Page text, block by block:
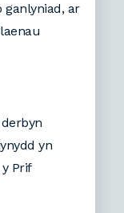
ganlyniad, ar
yn
Prif